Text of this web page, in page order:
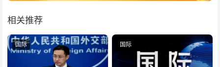
相关推荐
国际 国际